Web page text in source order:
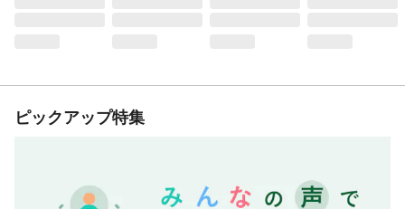
ピックアップ特集